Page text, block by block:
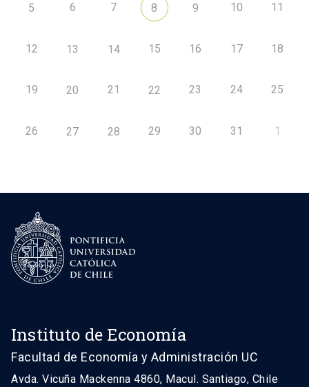
5 6 7 8 9 10 11
12 13 14 15 16 17 18
19 20 21 22 23 24 25
26 27 28 29 30 31 1
Instituto de Economía
Facultad de Economía y Administración UC
Avda. Vicuña Mackenna 4860, Macul. Santiago, Chile